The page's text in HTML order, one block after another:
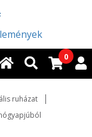
0
ruházat